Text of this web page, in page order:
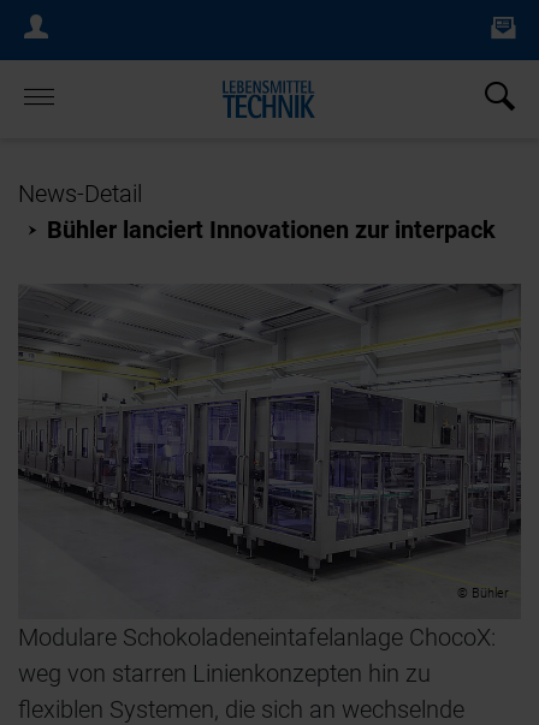
Login Menu
Home
News-Detail
Bühler lanciert Innovationen zur interpack
© Bühler
Modulare Schokoladeneintafelanlage ChocoX:
weg von starren Linienkonzepten hin zu
flexiblen Systemen, die sich an wechselnde
×